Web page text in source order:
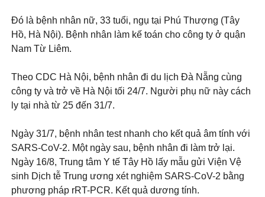
Đó là bệnh nhân nữ, 33 tuổi, ngụ tại Phú Thượng (Tây
Hồ, Hà Nội). Bệnh nhân làm kế toán cho công ty ở quận
Nam Từ Liêm.
Theo CDC Hà Nội, bệnh nhân đi du lịch Đà Nẵng cùng
công ty và trở về Hà Nội tối 24/7. Người phụ nữ này cách
ly tại nhà từ 25 đến 31/7.
Ngày 31/7, bệnh nhân test nhanh cho kết quả âm tính với
SARS-CoV-2. Một ngày sau, bệnh nhân đi làm trở lại.
Ngày 16/8, Trung tâm Y tế Tây Hồ lấy mẫu gửi Viện Vệ
sinh Dịch tễ Trung ương xét nghiệm SARS-CoV-2 bằng
phương pháp rRT-PCR. Kết quả dương tính.